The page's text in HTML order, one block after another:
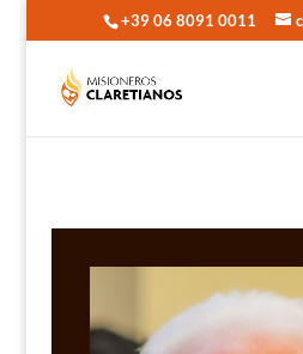
+39 06 8091 0011